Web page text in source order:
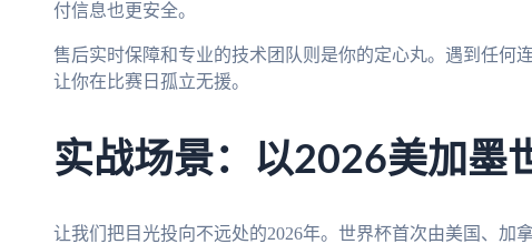
付信息也更安全。
售后实时保障和专业的技术团队则是你的定心丸。遇到任何
让你在比赛日孤立无援。
实战场景：以2026美加墨
让我们把目光投向不远处的2026年。世界杯首次由美国、加